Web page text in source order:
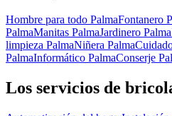
Hombre para todo PalmaFontanero
PalmaManitas PalmaJardinero Palma
limpieza PalmaNiñera Palma
PalmaInformático PalmaConserje
Los servicios de